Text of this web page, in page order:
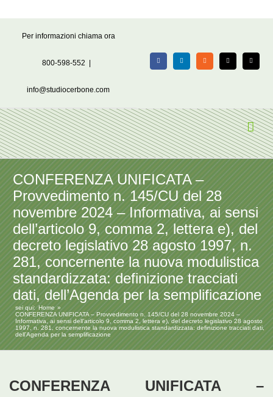
Per informazioni chiama ora
800-598-552
info@studiocerbone.com
FacebookLinkedIn Rss X Email
CONFERENZA UNIFICATA –
Provvedimento n. 145/CU del 28
novembre 2024 – Informativa, ai sensi
dell’articolo 9, comma 2, lettera e), del
decreto legislativo 28 agosto 1997, n.
281, concernente la nuova modulistica
standardizzata: definizione tracciati
dati, dell’Agenda per la semplificazione
sei qui:
Home
CONFERENZA UNIFICATA – Provvedimento n. 145/CU del 28 novembre 2024 –
Informativa, ai sensi dell’articolo 9, comma 2, lettera e), del decreto legislativo 28 agosto
1997, n. 281, concernente la nuova modulistica standardizzata: definizione tracciati dati,
dell’Agenda per la semplificazione
CONFERENZA UNIFICATA –